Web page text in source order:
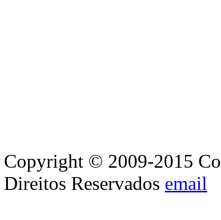
Copyright © 2009-2015
Direitos Reservados email